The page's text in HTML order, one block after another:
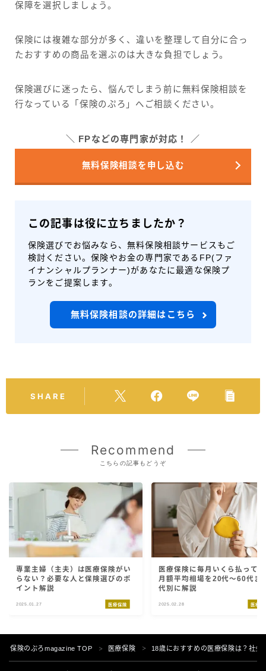
保障を選択しましょう。
保険には複雑な部分が多く、違いを整理して自分に合っ
たおすすめの商品を選ぶのは大きな負担でしょう。
保険選びに迷ったら、悩んでしまう前に無料保険相談を
行なっている「保険のぷろ」へご相談ください。
FPなどの専門家が対応！
無料保険相談を申し込む
この記事は役に立ちましたか？
保険選びでお悩みなら、無料保険相談サービスもご
検討ください。保険やお金の専門家であるFP(ファ
イナンシャルプランナー)があなたに最適な保険プ
ランをご提案します。
無料保険相談の詳細はこちら
SHARE
Recommend
こちらの記事もどうぞ
専業主婦（主夫）は医療保険がい
らない？必要な人と保険選びのポ
イント解説
2025.01.27 医療保険
医療保険に毎月いくら払って
月額平均相場を20代〜60代ま
代別に解説
2025.02.28 医療保
保険のぷろmagazine TOP ＞ 医療保険 ＞ 18歳におすすめの医療保険は？社